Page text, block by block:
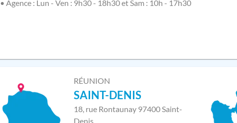
• Agence : Lun - Ven : 9h30 - 18h30 et Sam : 10h - 17h30
RÉUNION
SAINT-DENIS
18, rue Rontaunay 97400 Saint-
Denis